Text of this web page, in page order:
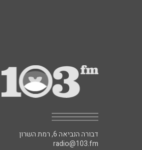
דבורה הנביאה 6, רמת השרון
radio@103.fm